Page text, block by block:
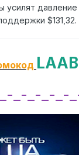
усилят
$131,32.
_-_-_-_-